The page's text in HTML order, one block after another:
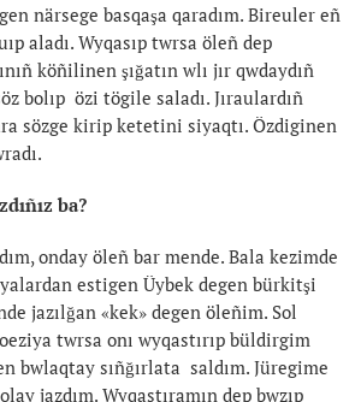
närsege basqaşa qaradım. Bireuler eñ
aladı. Wyqasıp twrsa öleñ dep
köñilinen şığatın wlı jır qwdaydıñ
bolıp özi tögile saladı. Jıraulardıñ
sözge kirip ketetini siyaqtı. Özdiginen
ba?
onday öleñ bar mende. Bala kezimde
estigen Üybek degen bürkitşi
jazılğan «kek» degen öleñim. Sol
twrsa onı wyqastırıp büldirgim
bwlaqtay sıñğırlata saldım. Jüregime
jazdım. Wyqastıramın dep bwzıp